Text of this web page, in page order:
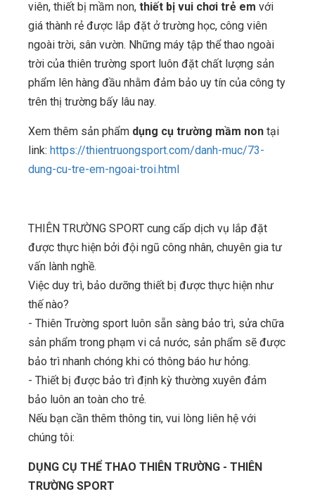
viên, thiết bị mầm non, thiết bị vui chơi trẻ em với
giá thành rẻ được lắp đặt ở trường học, công viên
ngoài trời, sân vườn. Những máy tập thể thao ngoài
trời của thiên trường sport luôn đặt chất lượng sản
phẩm lên hàng đầu nhằm đảm bảo uy tín của công ty
trên thị trường bấy lâu nay.
Xem thêm sản phẩm dụng cụ trường mầm non tại
link: https://thientruongsport.com/danh-muc/73-
dung-cu-tre-em-ngoai-troi.html
THIÊN TRƯỜNG SPORT cung cấp dịch vụ lắp đặt
được thực hiện bởi đội ngũ công nhân, chuyên gia tư
vấn lành nghề.
Việc duy trì, bảo dưỡng thiết bị được thực hiện như
thế nào?
- Thiên Trường sport luôn sẵn sàng bảo trì, sửa chữa
sản phẩm trong phạm vi cả nước, sản phẩm sẽ được
bảo trì nhanh chóng khi có thông báo hư hỏng.
- Thiết bị được bảo trì định kỳ thường xuyên đảm
bảo luôn an toàn cho trẻ.
Nếu bạn cần thêm thông tin, vui lòng liên hệ với
chúng tôi:
DỤNG CỤ THỂ THAO THIÊN TRƯỜNG - THIÊN
TRƯỜNG SPORT